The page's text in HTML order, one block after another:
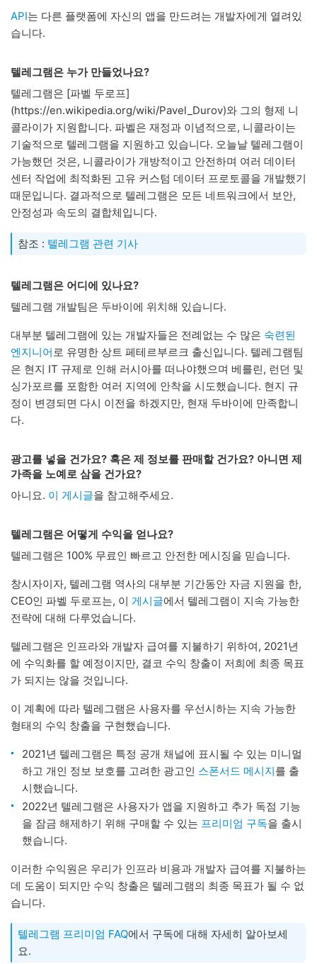
API는 다른 플랫폼에 자신의 앱을 만드려는 개발자에게 열려있
습니다.
텔레그램은 누가 만들었나요?
텔레그램은 [파벨 두로프]
(https://en.wikipedia.org/wiki/Pavel_Durov)와 그의 형제 니
콜라이가 지원합니다. 파벨은 재정과 이념적으로, 니콜라이는
기술적으로 텔레그램을 지원하고 있습니다. 오늘날 텔레그램이
가능했던 것은, 니콜라이가 개방적이고 안전하며 여러 데이터
센터 작업에 최적화된 고유 커스텀 데이터 프로토콜을 개발했기
때문입니다. 결과적으로 텔레그램은 모든 네트워크에서 보안,
안정성과 속도의 결합체입니다.
참조 : 텔레그램 관련 기사
텔레그램은 어디에 있나요?
텔레그램 개발팀은 두바이에 위치해 있습니다.
대부분 텔레그램에 있는 개발자들은 전례없는 수 많은 숙련된
엔지니어로 유명한 상트 페테르부르크 출신입니다. 텔레그램팀
은 현지 IT 규제로 인해 러시아를 떠나야했으며 베를린, 런던 및
싱가포르를 포함한 여러 지역에 안착을 시도했습니다. 현지 규
정이 변경되면 다시 이전을 하겠지만, 현재 두바이에 만족합니
다.
광고를 넣을 건가요? 혹은 제 정보를 판매할 건가요? 아니면 제
가족을 노예로 삼을 건가요?
아니요. 이 게시글을 참고해주세요.
텔레그램은 어떻게 수익을 얻나요?
텔레그램은 100% 무료인 빠르고 안전한 메시징을 믿습니다.
창시자이자, 텔레그램 역사의 대부분 기간동안 자금 지원을 한,
CEO인 파벨 두로프는, 이 게시글에서 텔레그램이 지속 가능한
전략에 대해 다루었습니다.
텔레그램은 인프라와 개발자 급여를 지불하기 위하여, 2021년
에 수익화를 할 예정이지만, 결코 수익 창출이 저희에 최종 목표
가 되지는 않을 것입니다.
이 계획에 따라 텔레그램은 사용자를 우선시하는 지속 가능한
형태의 수익 창출을 구현했습니다.
2021년 텔레그램은 특정 공개 채널에 표시될 수 있는 미니멀
하고 개인 정보 보호를 고려한 광고인 스폰서드 메시지를 출
시했습니다.
2022년 텔레그램은 사용자가 앱을 지원하고 추가 독점 기능
을 잠금 해제하기 위해 구매할 수 있는 프리미엄 구독을 출시
했습니다.
이러한 수익원은 우리가 인프라 비용과 개발자 급여를 지불하는
데 도움이 되지만 수익 창출은 텔레그램의 최종 목표가 될 수 없
습니다.
텔레그램 프리미엄 FAQ에서 구독에 대해 자세히 알아보세
요.